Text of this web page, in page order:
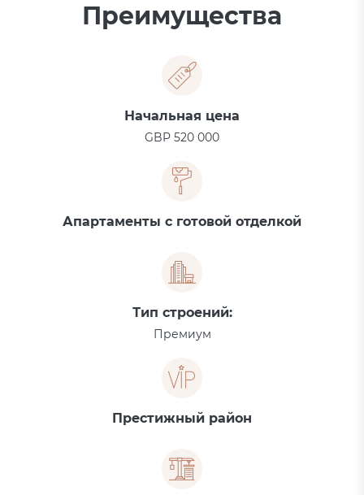
Преимущества
Начальная цена
GBP 520 000
Апартаменты с готовой отделкой
Тип строений:
Премиум
Престижный район